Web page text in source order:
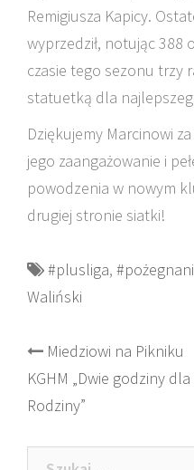
Remigiusza Kapicy.
wyprzedził, notując 388
czasie tego sezonu trzy
statuetką dla
Dziękujemy Marcinowi
jego zaangażowanie i
powodzenia w nowym
drugiej stronie siatki!
#plusliga,
Waliński
Post
navigation
Miedziowi na Pikniku
KGHM „Dwie godziny dla
Rodziny”
Szukaj: